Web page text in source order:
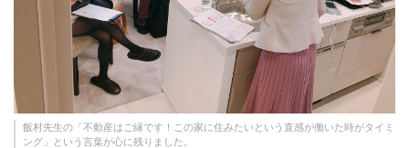
飯村先生の「不動産はご縁です！この家に住みたいという直感が働いた時がタイミ
ング」という言葉が心に残りました。